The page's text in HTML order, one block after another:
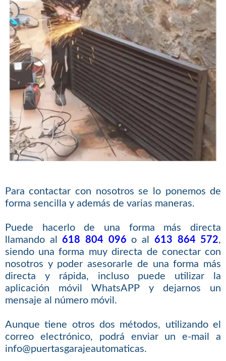
Para contactar con nosotros se lo ponemos de
forma sencilla y además de varias maneras.
Puede hacerlo de una forma más directa
llamando al618 804 096 o al 613 864 572,
siendo una forma muy directa de conectar con
nosotros y poder asesorarle de una forma más
directa y rápida, incluso puede utilizar la
aplicación móvil WhatsAPP y dejarnos un
mensaje al número móvil.
Aunque tiene otros dos métodos, utilizando el
correo electrónico, podrá enviar un e-mail a
info@puertasgarajeautomaticas.